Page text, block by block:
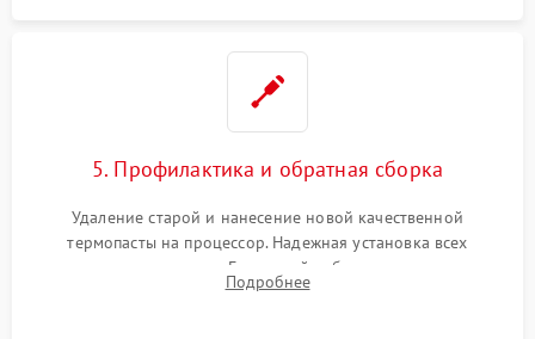
5. Профилактика и обратная сборка
Удаление старой и нанесение новой качественной
термопасты на процессор. Надежная установка всех
комплектующих в слоты. Грамотный кабель-менеджмент для
обеспечения правильной циркуляции воздуха внутри
Подробнее